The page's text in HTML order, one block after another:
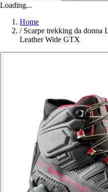
Loading...
Home
/ Scarpe trekking da
Leather Wide GTX